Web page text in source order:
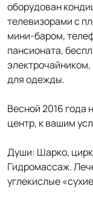
оборудован
телевизорами с
мини-баром,
пансионата,
для одежды.
Весной 2016 года
центр, к вашим
Души: Шарко,
Гидромассаж.
углекислые